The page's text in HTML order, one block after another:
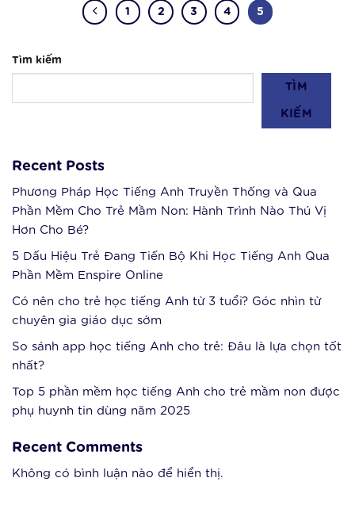
1 2 3 4 5
Tìm kiếm
TÌM
KIẾM
Recent Posts
Phương Pháp Học Tiếng Anh Truyền Thống và Qua
Phần Mềm Cho Trẻ Mầm Non: Hành Trình Nào Thú Vị
Hơn Cho Bé?
5 Dấu Hiệu Trẻ Đang Tiến Bộ Khi Học Tiếng Anh Qua
Phần Mềm Enspire Online
Có nên cho trẻ học tiếng Anh từ 3 tuổi? Góc nhìn từ
chuyên gia giáo dục sớm
So sánh app học tiếng Anh cho trẻ: Đâu là lựa chọn tốt
nhất?
Top 5 phần mềm học tiếng Anh cho trẻ mầm non được
phụ huynh tin dùng năm 2025
Recent Comments
Không có bình luận nào để hiển thị.